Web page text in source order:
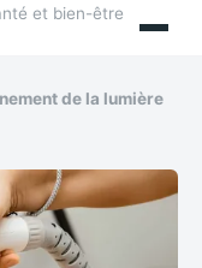
et bien-être
de la lumière